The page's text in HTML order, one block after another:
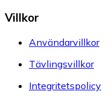
Villkor
Användarvillkor
Tävlingsvillkor
Integritetspolicy